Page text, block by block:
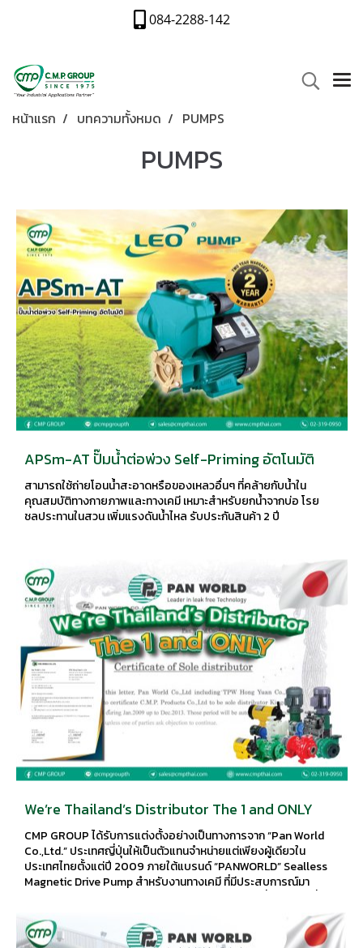
084-2288-142
หน้าแรก บทความทั้งหมด PUMPS
PUMPS
APSm-AT ปั๊มน้ำต่อพ่วง Self-Priming อัตโนมัติ
สามารถใช้ถ่ายโอนน้ำสะอาดหรือของเหลวอื่นๆ ที่คล้ายกับน้ำใน
คุณสมบัติทางกายภาพและทางเคมี เหมาะสำหรับยกน้ำจากบ่อ โรย
ชลประทานในสวน เพิ่มแรงดันน้ำไหล รับประกันสินค้า 2 ปี
We’re Thailand’s Distributor The 1 and ONLY
CMP GROUP ได้รับการแต่งตั้งอย่างเป็นทางการจาก “Pan World
Co.,Ltd.” ประเทศญี่ปุ่นให้เป็นตัวแทนจำหน่ายแต่เพียงผู้เดียวใน
ประเทศไทยตั้งแต่ปี 2009 ภายใต้แบรนด์ “PANWORLD” Sealless
Magnetic Drive Pump สำหรับงานทางเคมี ที่มีประสบการณ์มา
หลากหลายสำหรับสารเคมีต่างๆ และครอบคลุมการใช้งานไปจนถึง
1,500 ลิตร/นาที ตัดปัญหาการรั่วไหลของซีล ด้วยรูปแบบการทำงาน
จากคลื่นแม่เหล็กเหนี่ยวนำมาทดแทนชุดซีล เหมาะสำหรับงาน